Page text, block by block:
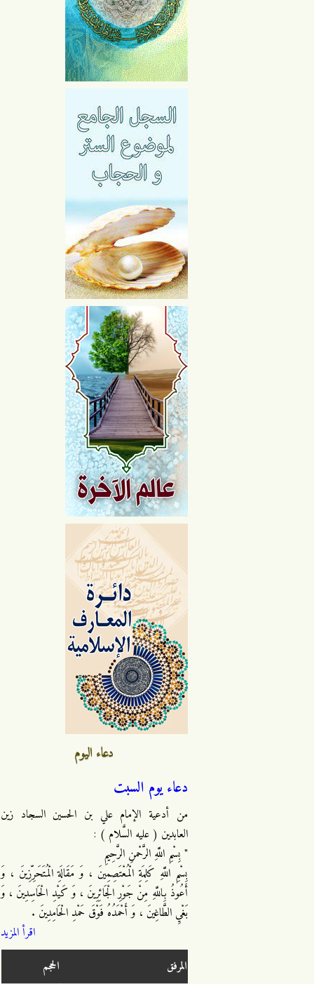
دعاء اليوم
دعاء يوم السبت
من أدعية الإمام علي بن الحسين السجاد زين
العابدين ( عليه السَّلام ) :
" بِسْمِ اللَّهِ الرَّحْمنِ الرَّحِيمِ
بِسْمِ اللَّهِ كَلِمَةِ الْمُعْتَصِمِينَ ، وَ مَقَالَةِ الْمُتَحَرِّزِينَ ، وَ
أَعُوذُ بِاللَّهِ مِنْ جَوْرِ الْجَائِرِينَ ، وَ كَيْدِ الْحَاسِدِينَ ، وَ
بَغْيِ الطَّاغِينَ ، وَ أَحْمَدُهُ فَوْقَ حَمْدِ الْحَامِدِينَ .
اقرأ المزيد
المرفق
الحجم